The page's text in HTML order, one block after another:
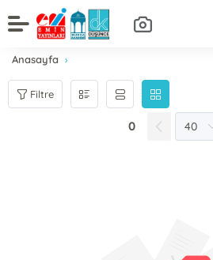
Anasayfa
Filtre
0